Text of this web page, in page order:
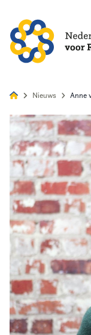
Home
Agenda
Nieuws
Opleiding
Kennis &
Vereniging
Contact
Nieuws Anne